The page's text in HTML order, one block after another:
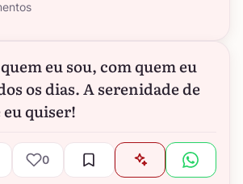
eu sou, com quem eu
os dias. A serenidade de
quiser!
0